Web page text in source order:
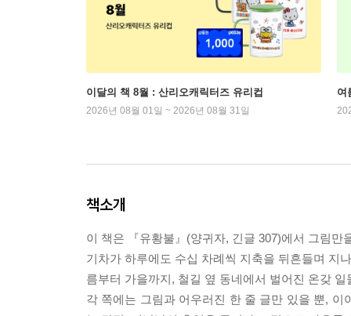
이달의 책 8월 : 산리오캐릭터즈 유리컵
2026년 08월 01일 ~ 2026년 08월 31일
여
책소개
이 책은 『유황불』(양귀자, 긴글 307)에서 그림만
기차가 하루에도 수십 차례씩 지축을 뒤흔들며 지
름부터 가을까지, 철길 옆 동네에서 벌어진 온갖
각 쪽에는 그림과 어우러진 한 줄 글만 있을 뿐,